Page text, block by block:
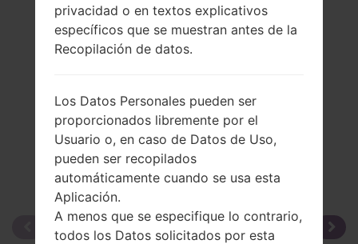
Comparar
privacidad o en textos explicativos
específicos que se muestran antes de la
Recopilación de datos.
Los Datos Personales pueden ser
proporcionados libremente por el
Usuario o, en caso de Datos de Uso,
pueden ser recopilados
automáticamente cuando se usa esta
Aplicación.
A menos que se especifique lo contrario,
todos los Datos solicitados por esta